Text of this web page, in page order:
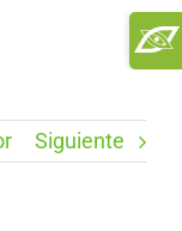
Siguiente
Area